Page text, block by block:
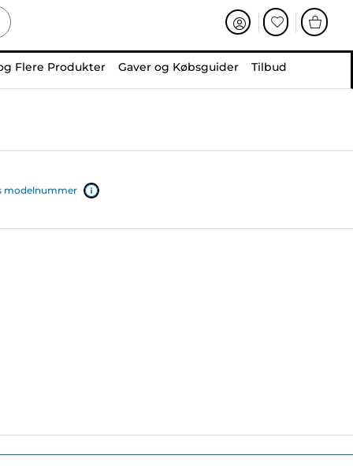
Flere Produkter Gaver og Købsguider Tilbud
modelnummer